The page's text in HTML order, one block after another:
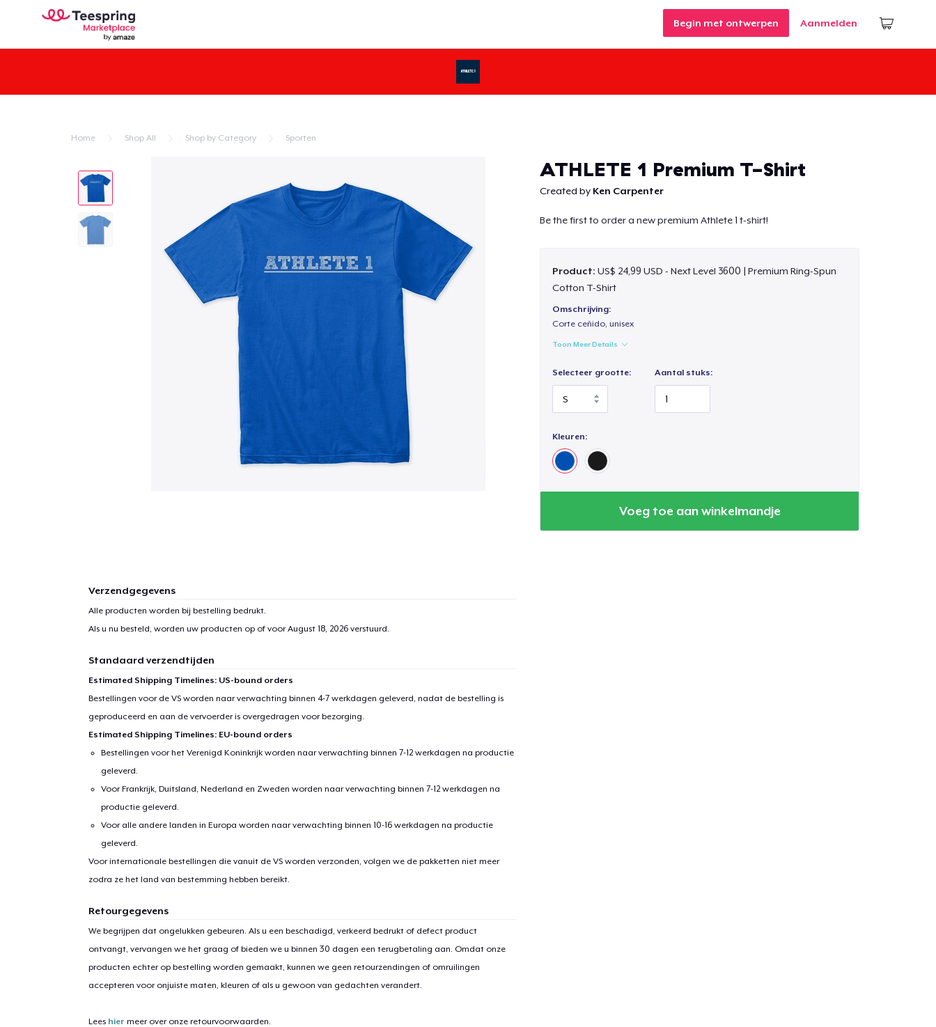
Begin met ontwerpen Aanmelden
Home Shop All Shop by Category Sporten
ATHLETE 1 Premium T-Shirt
Created by Ken Carpenter
Be the first to order a new premium Athlete 1 t-shirt!
Product: US$ 24,99 USD - Next Level 3600 | Premium Ring-Spun
Cotton T-Shirt
Omschrijving:
Corte ceñido, unisex
Toon Meer Details
Selecteer grootte: Aantal stuks:
Kleuren:
Voeg toe aan winkelmandje
Verzendgegevens
Alle producten worden bij bestelling bedrukt.
Als u nu besteld, worden uw producten op of voorAugust 18, 2026verstuurd.
Standaard verzendtijden
Estimated Shipping Timelines: US-bound orders
Bestellingen voor de VS worden naar verwachting binnen 4-7 werkdagen geleverd, nadat de bestelling is
geproduceerd en aan de vervoerder is overgedragen voor bezorging.
Estimated Shipping Timelines: EU-bound orders
Bestellingen voor het Verenigd Koninkrijk worden naar verwachting binnen 7-12 werkdagen na productie
geleverd.
Voor Frankrijk, Duitsland, Nederland en Zweden worden naar verwachting binnen 7-12 werkdagen na
productie geleverd.
Voor alle andere landen in Europa worden naar verwachting binnen 10-16 werkdagen na productie
geleverd.
Voor internationale bestellingen die vanuit de VS worden verzonden, volgen we de pakketten niet meer
zodra ze het land van bestemming hebben bereikt.
Retourgegevens
We begrijpen dat ongelukken gebeuren. Als u een beschadigd, verkeerd bedrukt of defect product
ontvangt, vervangen we het graag of bieden we u binnen 30 dagen een terugbetaling aan. Omdat onze
producten echter op bestelling worden gemaakt, kunnen we geen retourzendingen of omruilingen
accepteren voor onjuiste maten, kleuren of als u gewoon van gedachten verandert.
Lees hier meer over onze retourvoorwaarden.